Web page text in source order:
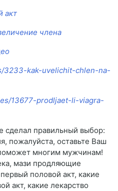
акт
члена
3233-kak-uvelichit-chlen-na-
13677-prodljaet-li-viagra-
сделал правильный выбор:
пожалуйста, оставьте Ваш
многим мужчинам!
мази продляющие
половой акт, какие
акт, какие лекарство